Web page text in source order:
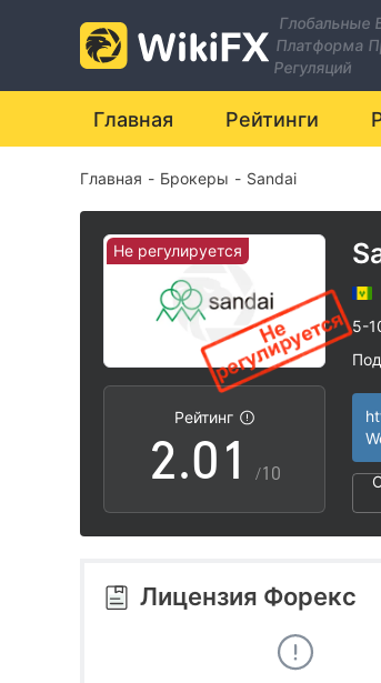
Глобальные
Платформа
Регуляций
Главная Рейтинги
Главная - Брокеры - Sandai
Не регулируется
Рейтинг
0
1
2
3
4
.0
1
2
0
1
2
3
/10
5-
Лицензия Форекс